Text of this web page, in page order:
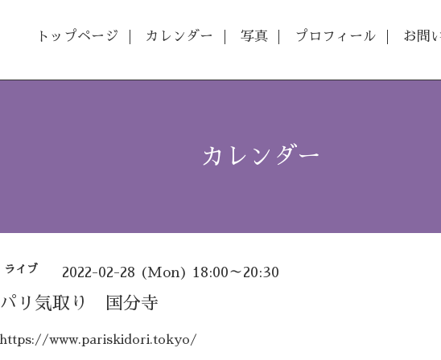
トップページ カレンダー 写真 プロフィール お問
カレンダー
ライブ 2022-02-28 (Mon) 18:00～20:30
パリ気取り 国分寺
https://www.pariskidori.tokyo/